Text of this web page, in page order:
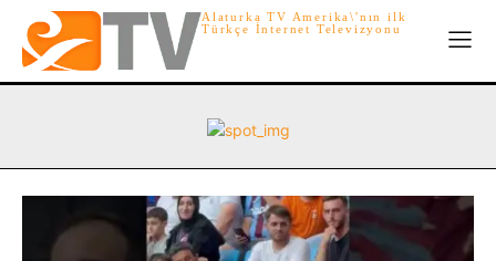
Alaturka TV Amerika\'nın ilk
Türkçe İnternet Televizyonu